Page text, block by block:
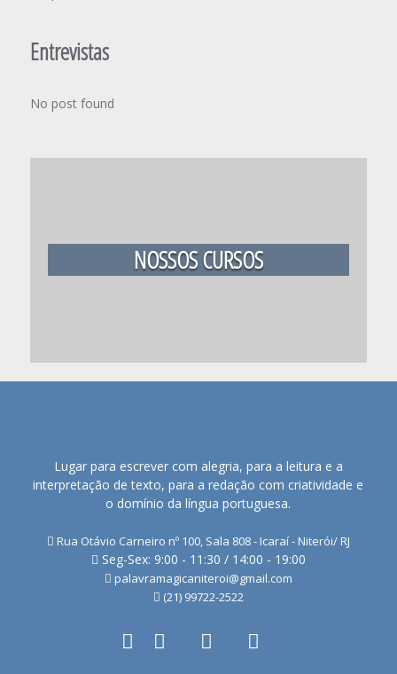
Entrevistas
No post found
NOSSOS CURSOS
Lugar para escrever com alegria, para a leitura e a
interpretação de texto, para a redação com criatividade e
o domínio da língua portuguesa.
Rua Otávio Carneiro nº 100, Sala 808 - Icaraí - Niterói/ RJ
Seg-Sex: 9:00 - 11:30 / 14:00 - 19:00
palavramagicaniteroi@gmail.com
(21) 99722-2522